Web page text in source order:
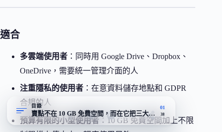
適合
多雲端使用者 ：同時用 Google Drive、Dropbox、
OneDrive，需要統一管理介面的人
注重隱私的使用者 ：在意資料儲存地點和 GDPR
合規的人
預算有限的小型使用者 ：10 GB 免費空間加上不限
目錄
賣點不在 10 GB 免費空間，而在它把三大雲端整合成同一個介面
01
38